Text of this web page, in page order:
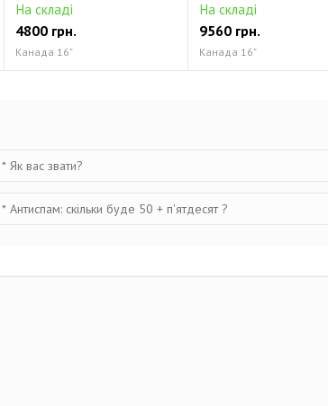
На складі
4800 грн.
Канада 16"
На складі
9560 грн.
Канада 16"